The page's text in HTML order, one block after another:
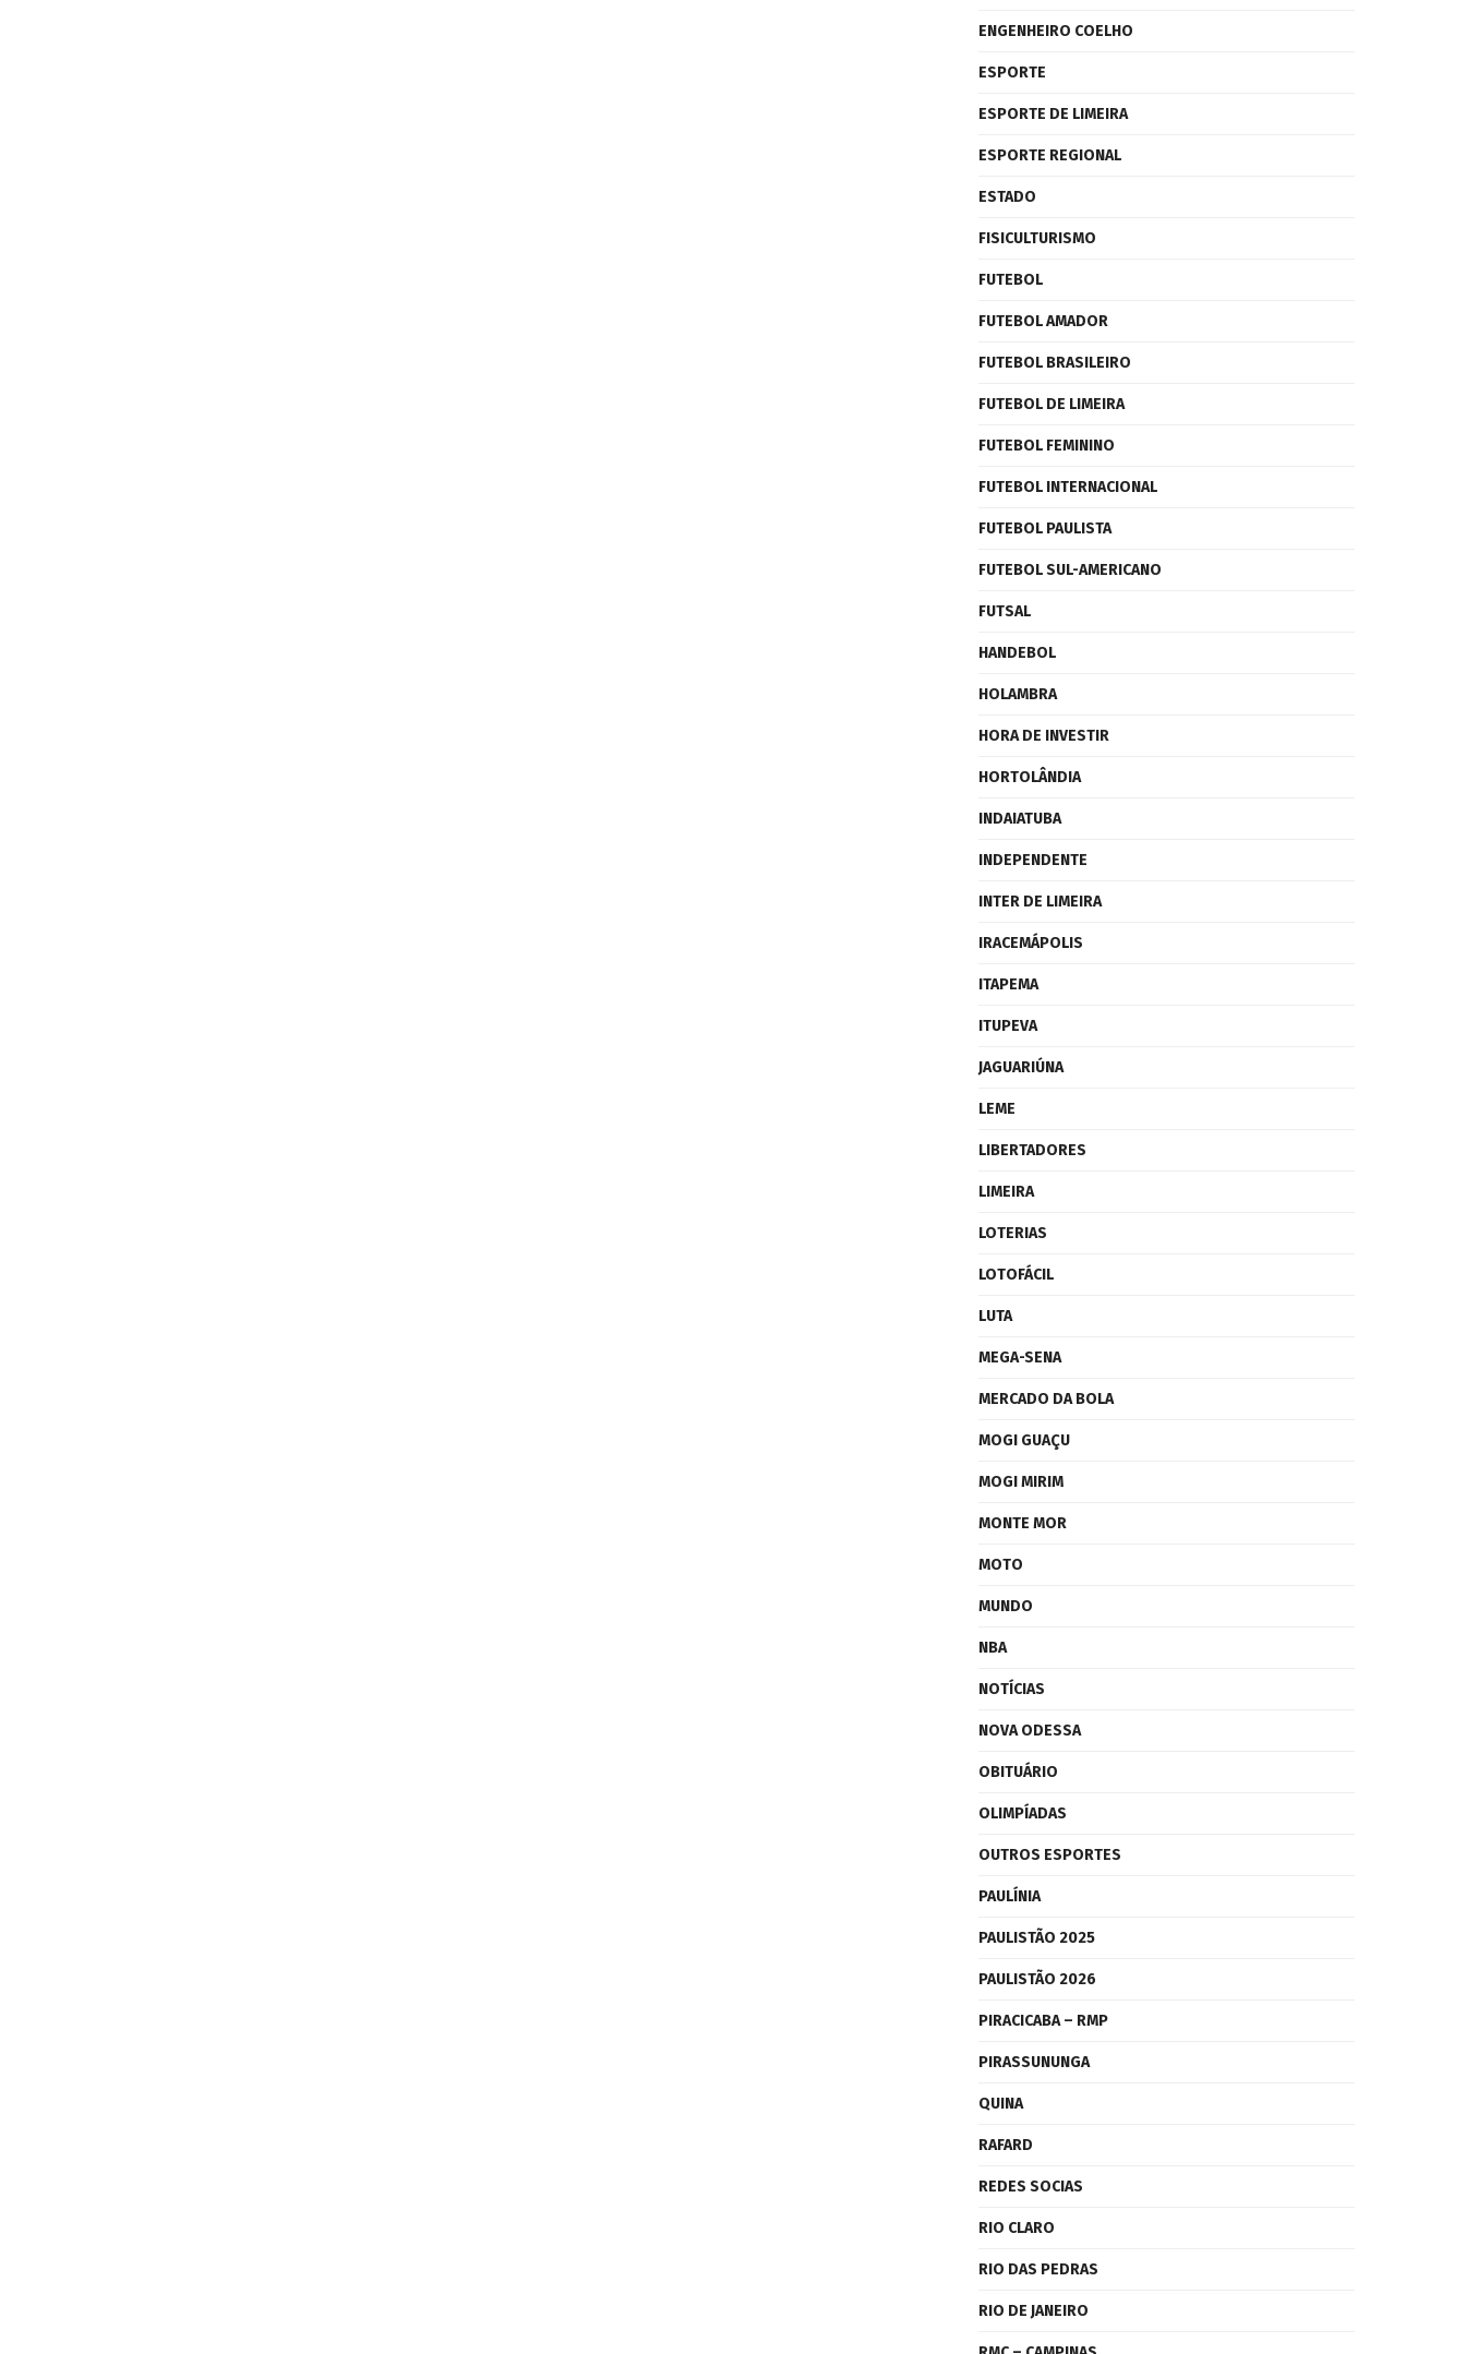
ENGENHEIRO COELHO
ESPORTE
ESPORTE DE LIMEIRA
ESPORTE REGIONAL
ESTADO
FISICULTURISMO
FUTEBOL
FUTEBOL AMADOR
FUTEBOL BRASILEIRO
FUTEBOL DE LIMEIRA
FUTEBOL FEMININO
FUTEBOL INTERNACIONAL
FUTEBOL PAULISTA
FUTEBOL SUL-AMERICANO
FUTSAL
HANDEBOL
HOLAMBRA
HORA DE INVESTIR
HORTOLÂNDIA
INDAIATUBA
INDEPENDENTE
INTER DE LIMEIRA
IRACEMÁPOLIS
ITAPEMA
ITUPEVA
JAGUARIÚNA
LEME
LIBERTADORES
LIMEIRA
LOTERIAS
LOTOFÁCIL
LUTA
MEGA-SENA
MERCADO DA BOLA
MOGI GUAÇU
MOGI MIRIM
MONTE MOR
MOTO
MUNDO
NBA
NOTÍCIAS
NOVA ODESSA
OBITUÁRIO
OLIMPÍADAS
OUTROS ESPORTES
PAULÍNIA
PAULISTÃO 2025
PAULISTÃO 2026
PIRACICABA – RMP
PIRASSUNUNGA
QUINA
RAFARD
REDES SOCIAS
RIO CLARO
RIO DAS PEDRAS
RIO DE JANEIRO